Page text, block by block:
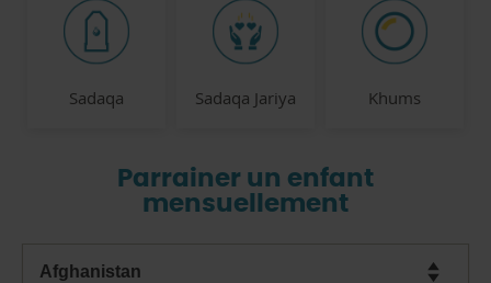
Sadaqa Sadaqa Jariya Khums
Parrainer un enfant
mensuellement